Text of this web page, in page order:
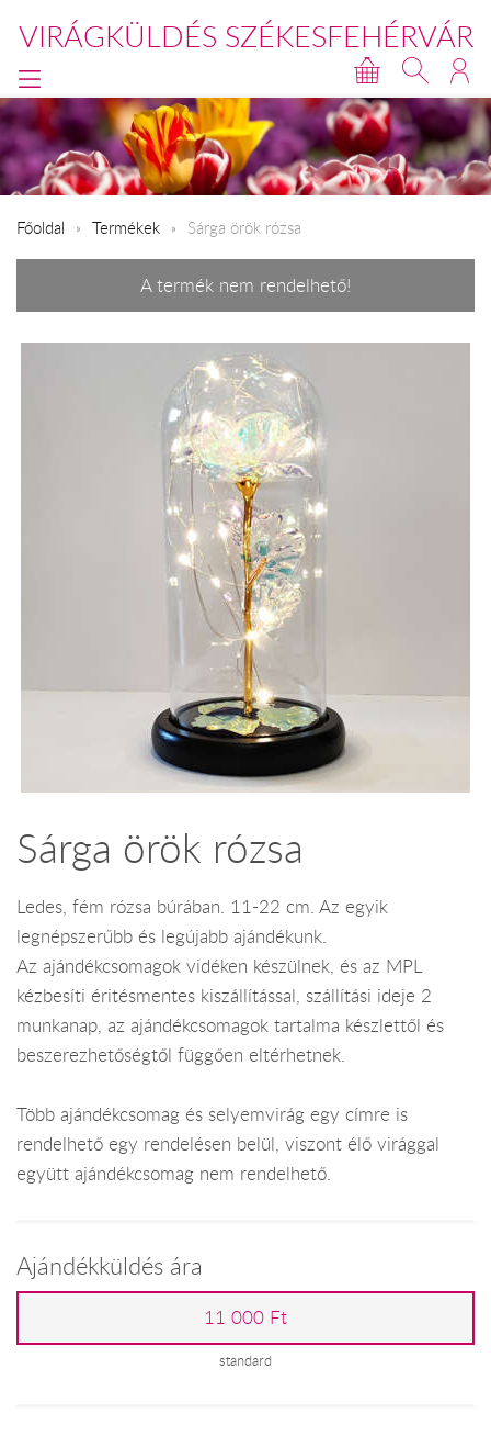
VIRÁGKÜLDÉS SZÉKESFEHÉRVÁR
Főoldal Termékek Sárga örök rózsa
A termék nem rendelhető!
Sárga örök rózsa
Ledes, fém rózsa búrában. 11-22 cm. Az egyik
legnépszerűbb és legújabb ajándékunk.
Az ajándékcsomagok vidéken készülnek, és az MPL
kézbesíti éritésmentes kiszállítással, szállítási ideje 2
munkanap, az ajándékcsomagok tartalma készlettől és
beszerezhetőségtől függően eltérhetnek.
Több ajándékcsomag és selyemvirág egy címre is
rendelhető egy rendelésen belül, viszont élő virággal
együtt ajándékcsomag nem rendelhető.
Ajándékküldés ára
11 000 Ft
standard